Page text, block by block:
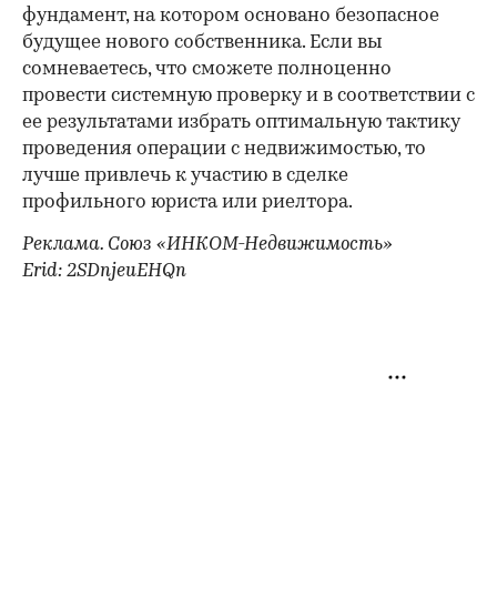
фундамент, на котором основано безопасное
будущее нового собственника. Если вы
сомневаетесь, что сможете полноценно
провести системную проверку и в соответствии с
ее результатами избрать оптимальную тактику
проведения операции с недвижимостью, то
лучше привлечь к участию в сделке
профильного юриста или риелтора.
Реклама. Союз «ИНКОМ-Недвижимость»
Erid: 2SDnjeuEHQn